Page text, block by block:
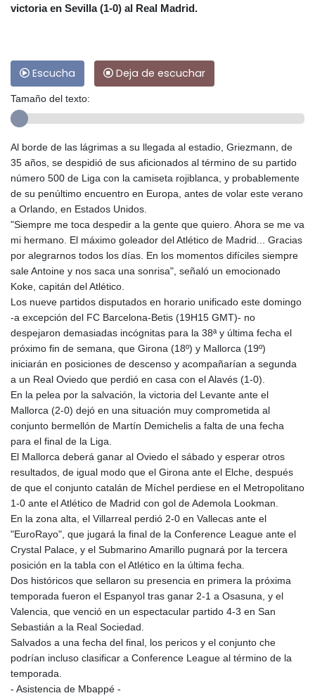
victoria en Sevilla (1-0) al Real Madrid.
Escucha Deja de escuchar
Tamaño del texto:
Al borde de las lágrimas a su llegada al estadio, Griezmann, de
35 años, se despidió de sus aficionados al término de su partido
número 500 de Liga con la camiseta rojiblanca, y probablemente
de su penúltimo encuentro en Europa, antes de volar este verano
a Orlando, en Estados Unidos.
"Siempre me toca despedir a la gente que quiero. Ahora se me va
mi hermano. El máximo goleador del Atlético de Madrid... Gracias
por alegrarnos todos los días. En los momentos difíciles siempre
sale Antoine y nos saca una sonrisa", señaló un emocionado
Koke, capitán del Atlético.
Los nueve partidos disputados en horario unificado este domingo
-a excepción del FC Barcelona-Betis (19H15 GMT)- no
despejaron demasiadas incógnitas para la 38ª y última fecha el
próximo fin de semana, que Girona (18º) y Mallorca (19º)
iniciarán en posiciones de descenso y acompañarían a segunda
a un Real Oviedo que perdió en casa con el Alavés (1-0).
En la pelea por la salvación, la victoria del Levante ante el
Mallorca (2-0) dejó en una situación muy comprometida al
conjunto bermellón de Martín Demichelis a falta de una fecha
para el final de la Liga.
El Mallorca deberá ganar al Oviedo el sábado y esperar otros
resultados, de igual modo que el Girona ante el Elche, después
de que el conjunto catalán de Míchel perdiese en el Metropolitano
1-0 ante el Atlético de Madrid con gol de Ademola Lookman.
En la zona alta, el Villarreal perdió 2-0 en Vallecas ante el
"EuroRayo", que jugará la final de la Conference League ante el
Crystal Palace, y el Submarino Amarillo pugnará por la tercera
posición en la tabla con el Atlético en la última fecha.
Dos históricos que sellaron su presencia en primera la próxima
temporada fueron el Espanyol tras ganar 2-1 a Osasuna, y el
Valencia, que venció en un espectacular partido 4-3 en San
Sebastián a la Real Sociedad.
Salvados a una fecha del final, los pericos y el conjunto che
podrían incluso clasificar a Conference League al término de la
temporada.
- Asistencia de Mbappé -